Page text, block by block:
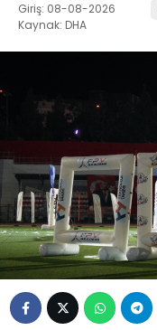
Giriş: 08-08-2026
Kaynak: DHA